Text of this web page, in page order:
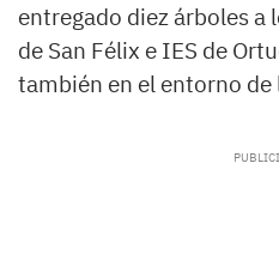
entregado diez árboles a
de San Félix e IES de
también en el entorno de